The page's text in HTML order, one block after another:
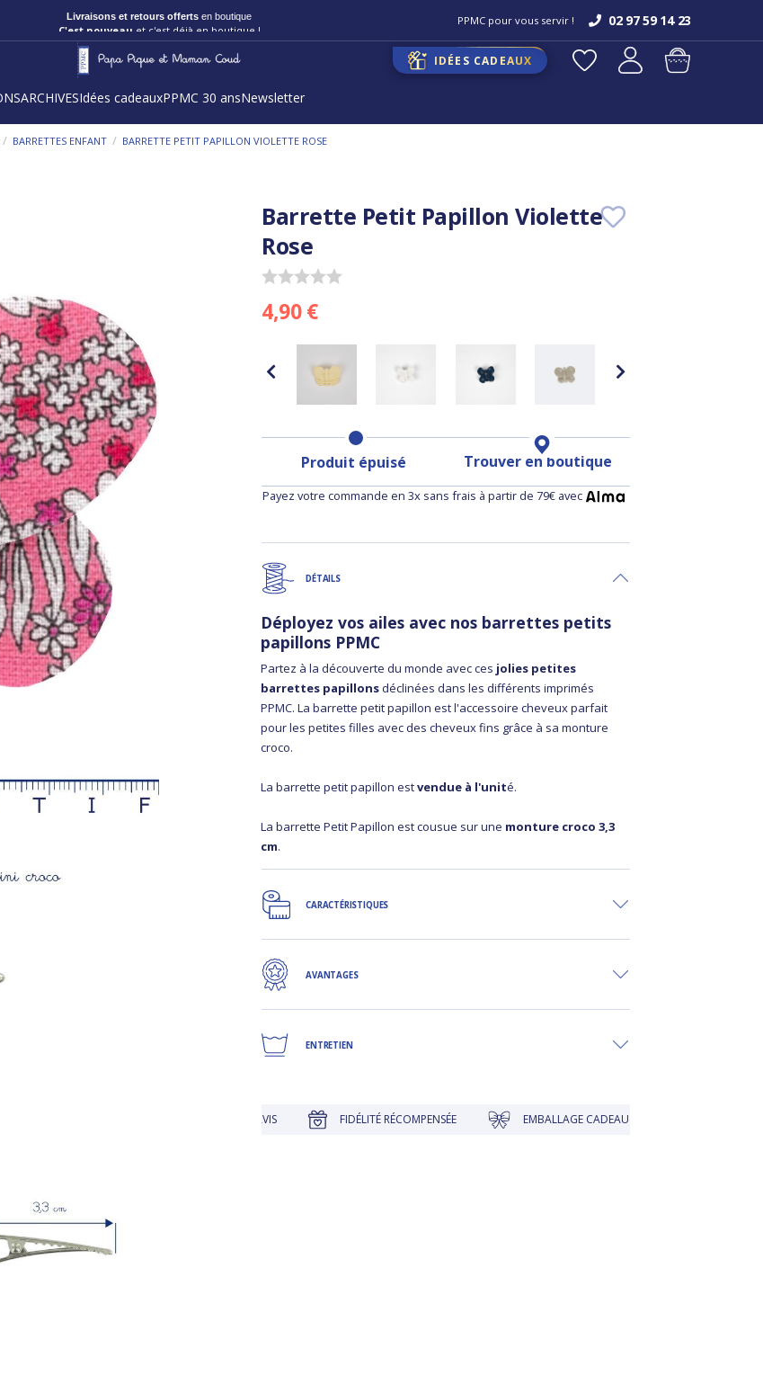
Livraisons et retours offerts en boutique
C'est nouveau et c'est déjà en boutique !
PPMC pour vous servir ! 02 97 59 14 23
IDÉES CADEAUX
ARCHIVESIdées cadeauxPPMC 30 ansNewsletter
/ BARRETTES ENFANT / BARRETTE PETIT PAPILLON VIOLETTE ROSE
Barrette Petit Papillon Violette
Rose
4,90 €
Produit épuisé Trouver en boutique
Payez votre commande en 3x sans frais à partir de 79€ avec
DÉTAILS
Déployez vos ailes avec nos barrettes petits
papillons PPMC
Partez à la découverte du monde avec ces jolies petites
barrettes papillonsdéclinées dans les différents imprimés
PPMC. La barrette petit papillon est l'accessoire cheveux parfait
pour les petites filles avec des cheveux fins grâce à sa monture
croco.
La barrette petit papillon estvendue à l'unité.
La barrette Petit Papillon est cousue sur une monture croco 3,3
cm.
CARACTÉRISTIQUES
AVANTAGES
ENTRETIEN
FIDÉLITÉ RÉCOMPENSÉE EMBALLAGE CADEAU À PRIX DOUX